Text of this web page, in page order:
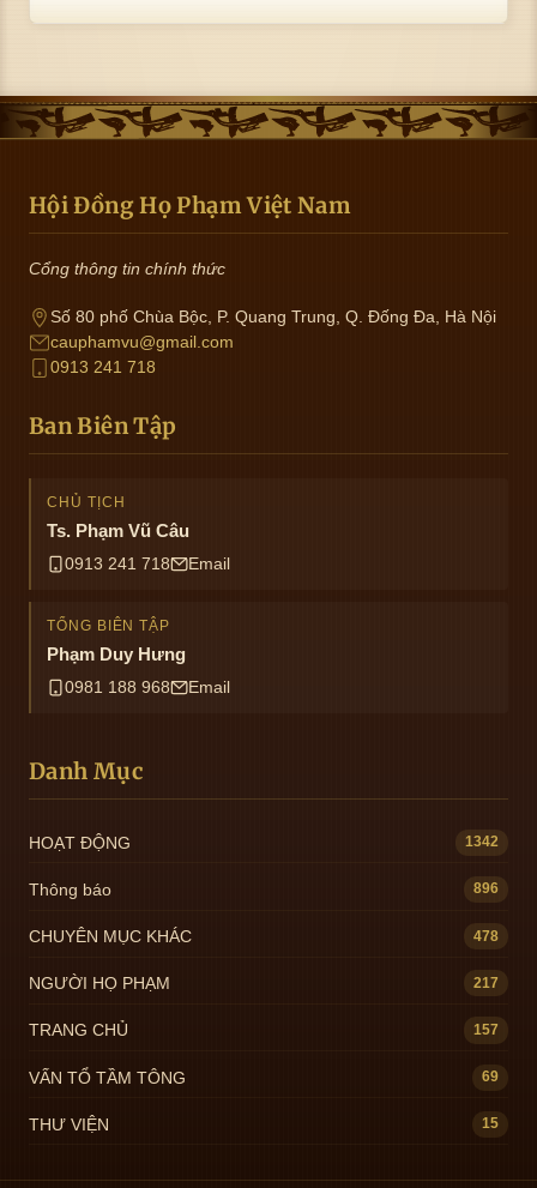
Hội Đồng Họ Phạm Việt Nam
Cổng thông tin chính thức
Số 80 phố Chùa Bộc, P. Quang Trung, Q. Đống Đa, Hà Nội
cauphamvu@gmail.com
0913 241 718
Ban Biên Tập
CHỦ TỊCH
Ts. Phạm Vũ Câu
0913 241 718 Email
TỔNG BIÊN TẬP
Phạm Duy Hưng
0981 188 968 Email
Danh Mục
HOẠT ĐỘNG 1342
Thông báo 896
CHUYÊN MỤC KHÁC 478
NGƯỜI HỌ PHẠM 217
TRANG CHỦ 157
VẤN TỔ TẦM TÔNG 69
THƯ VIỆN 15